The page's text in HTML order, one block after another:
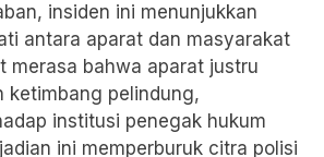
insiden ini menunjukkan
antara aparat dan masyarakat
merasa bahwa aparat justru
ketimbang pelindung,
institusi penegak hukum
ini memperburuk citra polisi